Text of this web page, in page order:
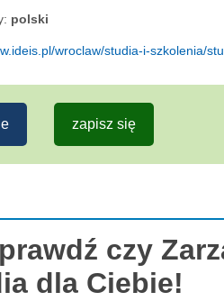
polski
wroclaw/studia-i-szkolenia/
zapisz się
czy
dla Ciebie!